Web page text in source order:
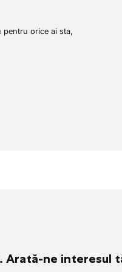
acum
pentru orice ai sta,
Arată-ne interesul